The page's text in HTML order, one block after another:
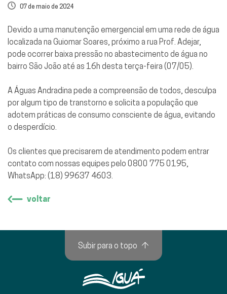
07 de maio de 2024
Devido a uma manutenção emergencial em uma rede de água
localizada na Guiomar Soares, próximo a rua Prof. Adejar,
pode ocorrer baixa pressão no abastecimento de água no
bairro São João até as 16h desta terça-feira (07/05).
A Águas Andradina pede a compreensão de todos, desculpa
por algum tipo de transtorno e solicita a população que
adotem práticas de consumo consciente de água, evitando
o desperdício.
Os clientes que precisarem de atendimento podem entrar
contato com nossas equipes pelo 0800 775 0195,
WhatsApp: (18) 99637 4603.
voltar
Subir para o topo ↑